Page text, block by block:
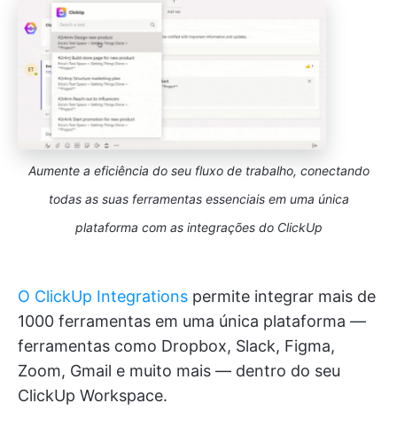
Aumente a eficiência do seu fluxo de trabalho, conectando
todas as suas ferramentas essenciais em uma única
plataforma com as integrações do ClickUp
O ClickUp Integrations permite integrar mais de
1000 ferramentas em uma única plataforma —
ferramentas como Dropbox, Slack, Figma,
Zoom, Gmail e muito mais — dentro do seu
ClickUp Workspace.